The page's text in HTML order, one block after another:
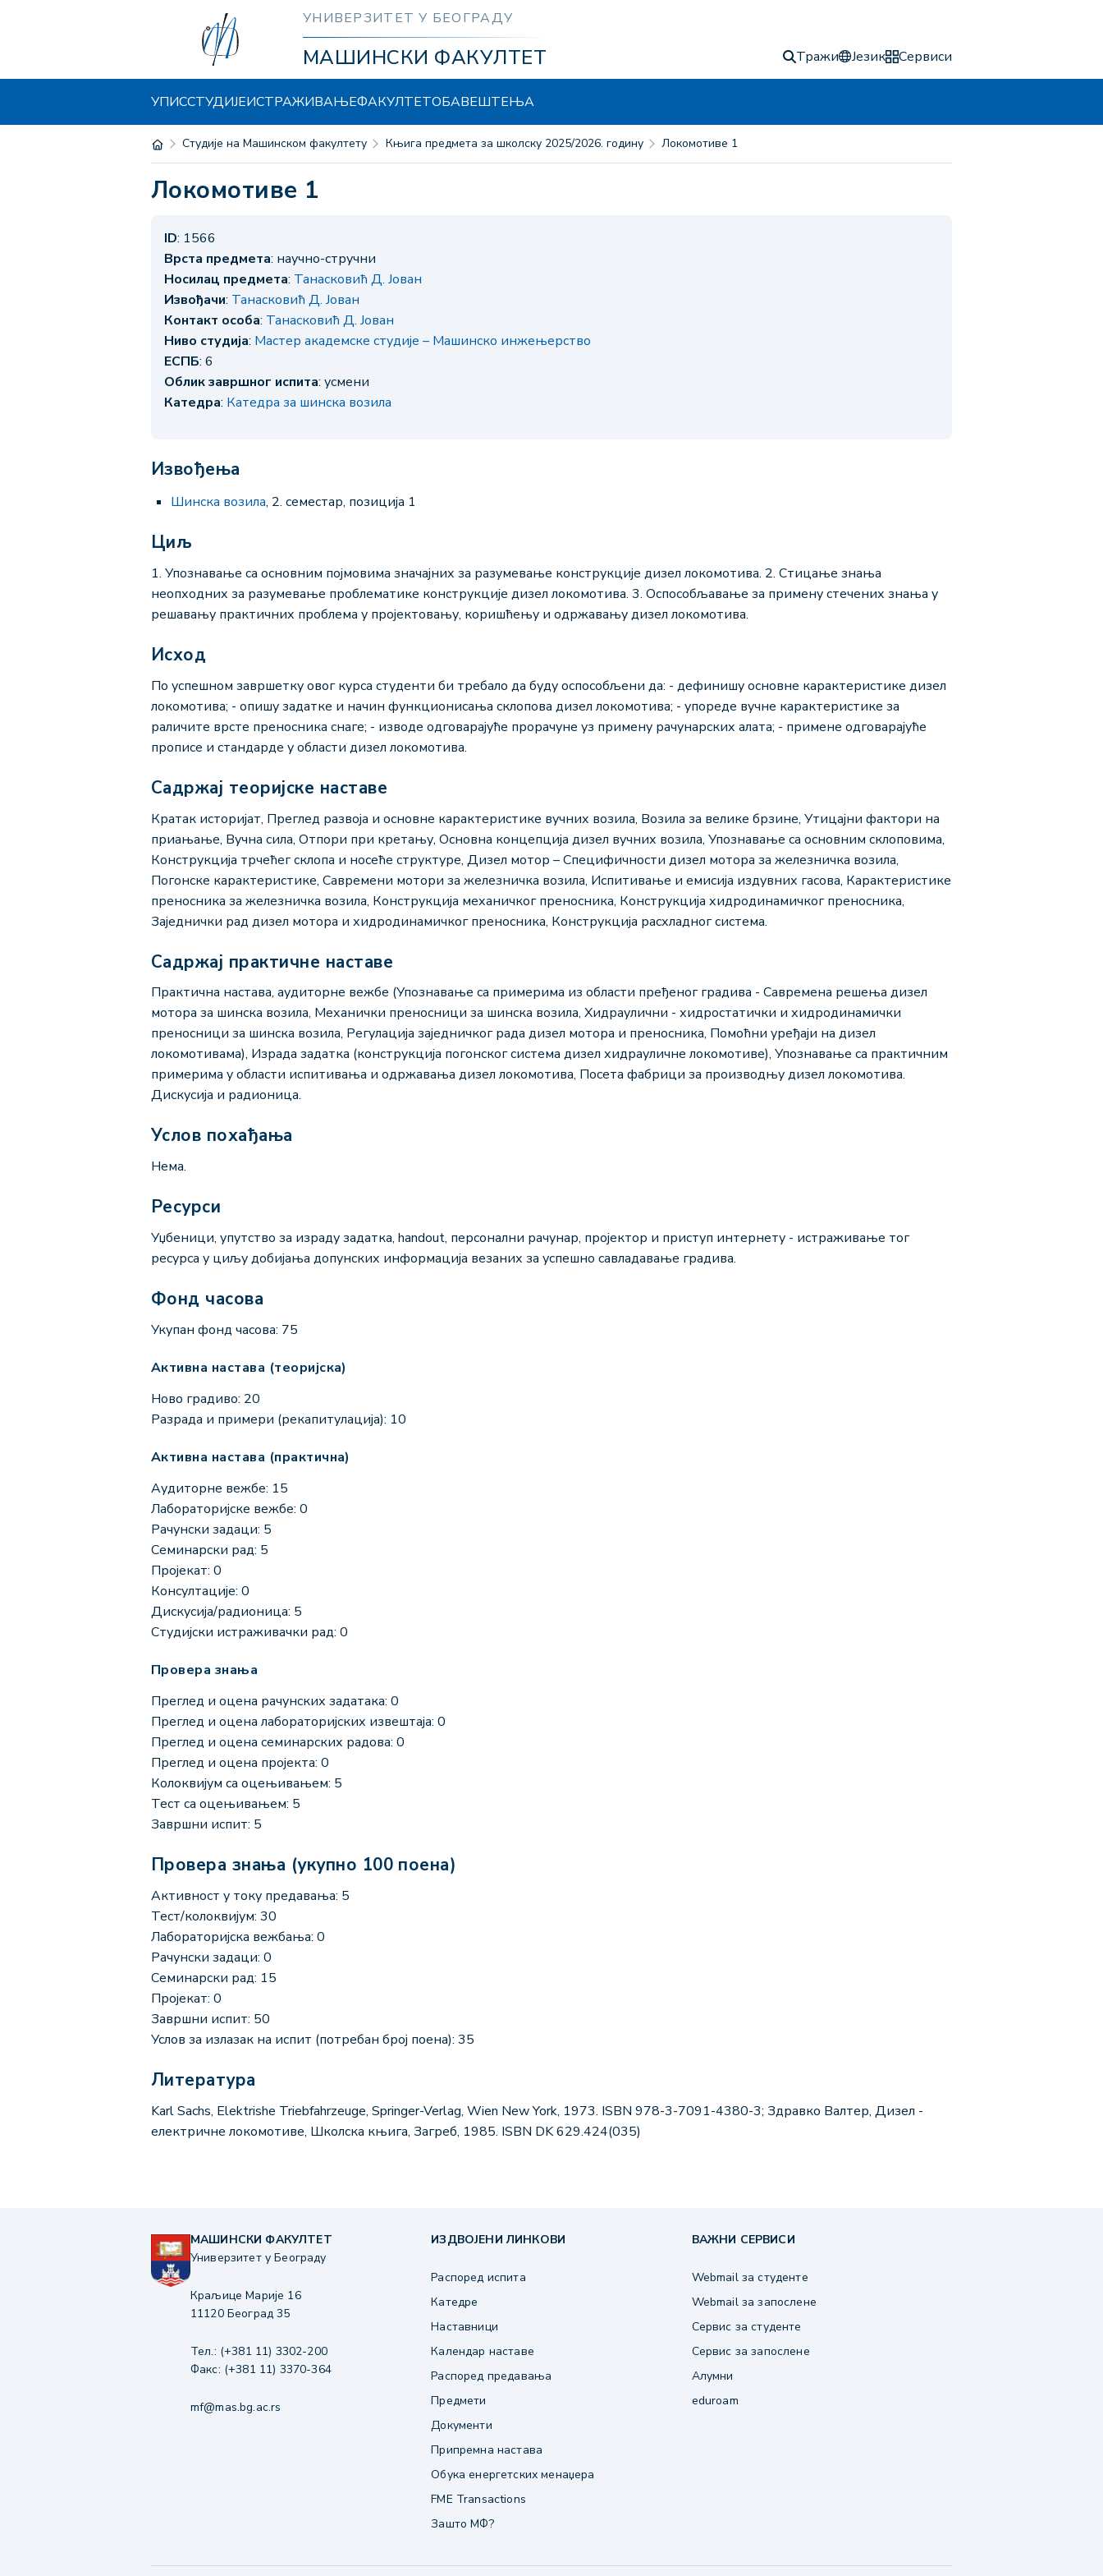
УНИВЕРЗИТЕТ У БЕОГРАДУ
МАШИНСКИ ФАКУЛТЕТ Тражи Језик Сервиси
УПИССТУДИЈЕИСТРАЖИВАЊЕФАКУЛТЕТОБАВЕШТЕЊА
Студије на Машинском факултету Књига предмета за школску 2025/2026. годину Локомотиве 1
Локомотиве 1
ID: 1566
Врста предмета: научно-стручни
Носилац предмета: Танасковић Д. Јован
Извођачи: Танасковић Д. Јован
Контакт особа: Танасковић Д. Јован
Ниво студија: Мастер академске студије – Машинско инжењерство
ЕСПБ: 6
Облик завршног испита: усмени
Катедра: Катедра за шинска возила
Извођења
Шинска возила, 2. семестар, позиција 1
Циљ
1. Упознавање са основним појмовима значајних за разумевање конструкције дизел локомотива. 2. Стицање знања
неопходних за разумевање проблематике конструкције дизел локомотива. 3. Оспособљавање за примену стечених знања у
решавању практичних проблема у пројектовању, коришћењу и одржавању дизел локомотива.
Исход
По успешном завршетку овог курса студенти би требало да буду оспособљени да: - дефинишу основне карактеристике дизел
локомотива; - опишу задатке и начин функционисања склопова дизел локомотива; - упореде вучне карактеристике за
раличите врсте преносника снаге; - изводе одговарајуће прорачуне уз примену рачунарских алата; - примене одговарајуће
прописе и стандарде у области дизел локомотива.
Садржај теоријске наставе
Кратак историјат, Преглед развоја и основне карактеристике вучних возила, Возила за велике брзине, Утицајни фактори на
приањање, Вучна сила, Отпори при кретању, Основна концепција дизел вучних возила, Упознавање са основним склоповима,
Конструкција трчећег склопа и носеће структуре, Дизел мотор – Специфичности дизел мотора за железничка возила,
Погонске карактеристике, Савремени мотори за железничка возила, Испитивање и емисија издувних гасова, Карактеристике
преносника за железничка возила, Конструкција механичког преносника, Конструкција хидродинамичког преносника,
Заједнички рад дизел мотора и хидродинамичког преносника, Конструкција расхладног система.
Садржај практичне наставе
Практична настава, аудиторне вежбе (Упознавање са примерима из области пређеног градива - Савремена решења дизел
мотора за шинска возила, Механички преносници за шинска возила, Хидраулични - хидростатички и хидродинамички
преносници за шинска возила, Регулација заједничког рада дизел мотора и преносника, Помоћни уређаји на дизел
локомотивама), Израда задатка (конструкција погонског система дизел хидрауличне локомотиве), Упознавање са практичним
примерима у области испитивања и одржавања дизел локомотива, Посета фабрици за производњу дизел локомотива.
Дискусија и радионица.
Услов похађања
Нема.
Ресурси
Уџбеници, упутство за израду задатка, handout, персонални рачунар, пројектор и приступ интернету - истраживање тог
ресурса у циљу добијања допунских информација везаних за успешно савладавање градива.
Фонд часова
Укупан фонд часова: 75
Активна настава (теоријска)
Ново градиво: 20
Разрада и примери (рекапитулација): 10
Активна настава (практична)
Аудиторне вежбе: 15
Лабораторијске вежбе: 0
Рачунски задаци: 5
Семинарски рад: 5
Пројекат: 0
Консултације: 0
Дискусија/радионица: 5
Студијски истраживачки рад: 0
Провера знања
Преглед и оцена рачунских задатака: 0
Преглед и оцена лабораторијских извештаја: 0
Преглед и оцена семинарских радова: 0
Преглед и оцена пројекта: 0
Колоквијум са оцењивањем: 5
Тест са оцењивањем: 5
Завршни испит: 5
Провера знања (укупно 100 поена)
Активност у току предавања: 5
Тест/колоквијум: 30
Лабораторијска вежбања: 0
Рачунски задаци: 0
Семинарски рад: 15
Пројекат: 0
Завршни испит: 50
Услов за излазак на испит (потребан број поена): 35
Литература
Karl Sachs, Elektrishe Triebfahrzeuge, Springer-Verlag, Wien New York, 1973. ISBN 978-3-7091-4380-3; Здравко Валтер, Дизел -
електричне локомотиве, Школска књига, Загреб, 1985. ISBN DK 629.424(035)
МАШИНСКИ ФАКУЛТЕТ
Универзитет у Београду
Краљице Марије 16
11120 Београд 35
Тел.: (+381 11) 3302-200
Факс: (+381 11) 3370-364
mf@mas.bg.ac.rs
ИЗДВОЈЕНИ ЛИНКОВИ
Распоред испита
Катедре
Наставници
Календар наставе
Распоред предавања
Предмети
Документи
Припремна настава
Обука енергетских менаџера
FME Transactions
Зашто МФ?
ВАЖНИ СЕРВИСИ
Webmail за студенте
Webmail за запослене
Сервис за студенте
Сервис за запослене
Алумни
eduroam